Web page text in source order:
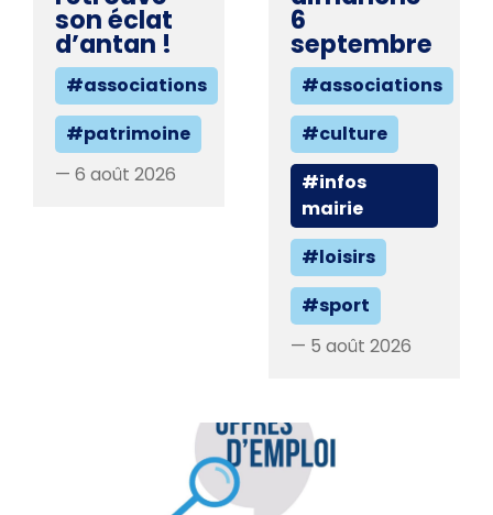
son éclat
d’antan !
#associations
#patrimoine
— 6 août 2026
6
septembre
#associations
#culture
#infos
mairie
#loisirs
#sport
— 5 août 2026